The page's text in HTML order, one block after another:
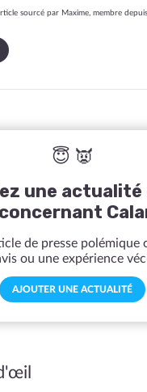
sourcé par Maxime, membre
😇 👿
une actualité
de presse polémique
ou une expérience
AJOUTER UNE ACTUALITÉ